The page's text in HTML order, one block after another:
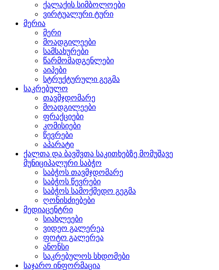
ქალაქის სიმბოლოები
ვირტუალური ტური
მერია
მერი
მოადგილეები
სამსახურები
წარმომადგენლები
აიპები
სტრუქტურული გეგმა
საკრებულო
თავმჯდომარე
მოადგილეები
ფრაქციები
კომისიები
წევრები
აპარატი
ქალთა და ბავშვთა საკითხებზე მომუშავე
მუნიციპალური საბჭო
საბჭოს თავმჯდომარე
საბჭოს წევრები
საბჭოს სამოქმედო გეგმა
ღონისძიებები
მედიაცენტრი
სიახლეები
ვიდეო გალერეა
ფოტო გალერეა
ანონსი
საკრებულოს სხდომები
საჯარო ინფორმაცია